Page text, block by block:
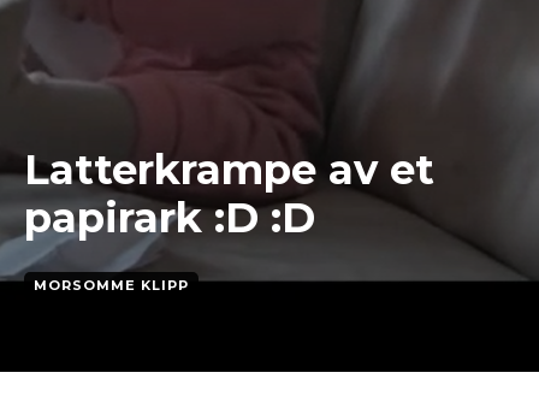
Latterkrampe av et
papirark :D :D
MORSOMME KLIPP